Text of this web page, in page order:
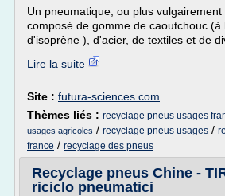
Un pneumatique, ou plus
composé de gomme de caoutchouc
d'isoprène ), d'acier, de textiles et de
Lire la suite
Site : futura-sciences.com
Thèmes liés : recyclage pneus usages
usages agricoles / recyclage pneus usages /
france / recyclage des pneus
Recyclage pneus Chine -
riciclo pneumatici